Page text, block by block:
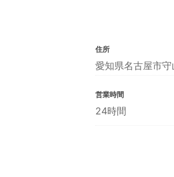
住所
愛知県名古屋市
営業時間
24時間